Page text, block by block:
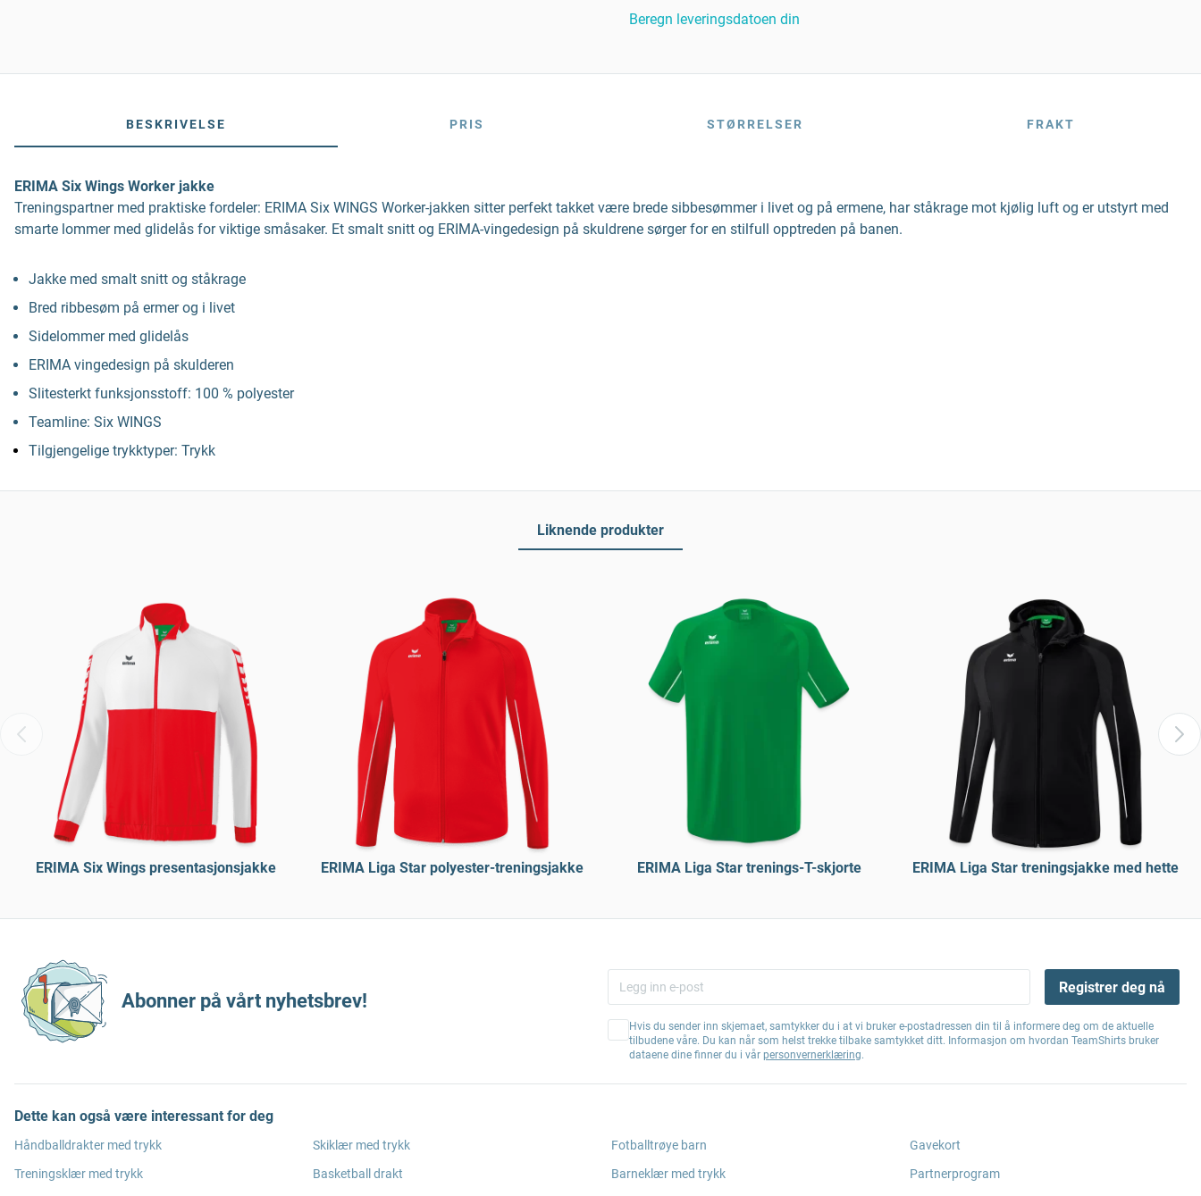
Beregn leveringsdatoen din
BESKRIVELSE PRIS STØRRELSER FRAKT
ERIMA Six Wings Worker jakke
Treningspartner med praktiske fordeler: ERIMA Six WINGS Worker-jakken sitter perfekt takket være brede sibbesømmer i livet og på ermene, har ståkrage mot kjølig luft og er utstyrt med
smarte lommer med glidelås for viktige småsaker. Et smalt snitt og ERIMA-vingedesign på skuldrene sørger for en stilfull opptreden på banen.
Jakke med smalt snitt og ståkrage
Bred ribbesøm på ermer og i livet
Sidelommer med glidelås
ERIMA vingedesign på skulderen
Slitesterkt funksjonsstoff: 100 % polyester
Teamline: Six WINGS
Tilgjengelige trykktyper: Trykk
Liknende produkter
ERIMA Six Wings presentasjonsjakke ERIMA Liga Star polyester-treningsjakke ERIMA Liga Star trenings-T-skjorte ERIMA Liga Star treningsjakke med hette
Abonner på vårt nyhetsbrev!
Registrer deg nå
Hvis du sender inn skjemaet, samtykker du i at vi bruker e-postadressen din til å informere deg om de aktuelle
tilbudene våre. Du kan når som helst trekke tilbake samtykket ditt. Informasjon om hvordan TeamShirts bruker
dataene dine finner du i vår personvernerklæring.
Dette kan også være interessant for deg
Håndballdrakter med trykk
Treningsklær med trykk
Skiklær med trykk
Basketball drakt
Fotballtrøye barn
Barneklær med trykk
Gavekort
Partnerprogram